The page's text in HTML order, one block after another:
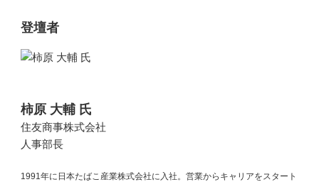
登壇者
柿原 大輔 氏
住友商事株式会社
人事部長
1991年に日本たばこ産業株式会社に入社。営業からキャリアをスタート